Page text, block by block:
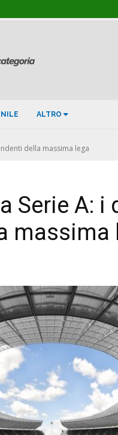
ALTRO
della massima lega
Serie A: i
massima